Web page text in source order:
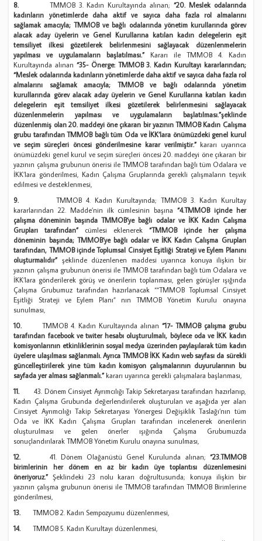
8. TMMOB 3. Kadın Kurultayında alınan; “20. Meslek odalarında
kadınların yönetimlerde daha aktif ve sayıca daha fazla rol almalarını
sağlamak amacıyla; TMMOB ve bağlı odalarında yönetim kurullarında görev
alacak aday üyelerin ve Genel Kurullarına katılan kadın delegelerin eşit
temsiliyet ilkesi gözetilerek belirlenmesini sağlayacak düzenlenmelerin
yapılması ve uygulamaların başlatılması.” Kararı ile TMMOB 4. Kadın
Kurultayında alınan “35- Önerge: TMMOB 3. Kadın Kurultayı kararlarından;
“Meslek odalarında kadınların yönetimlerde daha aktif ve sayıca daha fazla rol
almalarını sağlamak amacıyla; TMMOB ve bağlı odalarında yönetim
kurullarında görev alacak aday üyelerin ve Genel Kurullarına katılan kadın
delegelerin eşit temsiliyet ilkesi gözetilerek belirlenmesini sağlayacak
düzenlenmelerin yapılması ve uygulamaların başlatılması.”şeklinde
düzenlenmiş olan 20. maddeyi öne çıkaran bir yazının TMMOB Kadın Çalışma
grubu tarafından TMMOB bağlı tüm Oda ve İKK’lara önümüzdeki genel kurul
ve seçim süreçleri öncesi gönderilmesine karar verilmiştir.”kararı uyarınca
önümüzdeki genel kurul ve seçim süreçleri öncesi 20. maddeyi öne çıkaran bir
yazının çalışma grubunun önerisi ile TMMOB tarafından bağlı tüm Odalara ve
İKK’lara gönderilmesi, Kadın Çalışma Gruplarında gerekli çalışmaların teşvik
edilmesi ve desteklenmesi,
9. TMMOB 4. Kadın Kurultayında; TMMOB 3. Kadın Kurultay
kararlarından 22. Madde’nin ilk cümlesinin başına“4.TMMOB içinde her
çalışma döneminin başında TMMOB’ye bağlı odalar ve İKK Kadın Çalışma
Grupları tarafından” cümlesi eklenerek “TMMOB içinde her çalışma
döneminin başında; TMMOB’ye bağlı odalar ve İKK Kadın Çalışma Grupları
tarafından, TMMOB içinde Toplumsal Cinsiyet Eşitliği Strateji ve Eylem Planını
oluşturmalıdır” şeklinde düzenlenen maddesi uyarınca konuya ilişkin bir
yazının çalışma grubunun önerisi ile TMMOB tarafından bağlı tüm Odalara ve
İKK’lara gönderilerek görüş ve önerilerin toplanması, gelen görüşler ışığında
Çalışma Grubumuz tarafından hazırlanacak ““TMMOB Toplumsal Cinsiyet
Eşitliği Strateji ve Eylem Planı” nın TMMOB Yönetim Kurulu onayına
sunulması,
10. TMMOB 4. Kadın Kurultayında alınan “17- TMMOB çalışma grubu
tarafından facebook ve twiter hesabı oluşturulmalı, böylece oda ve İKK kadın
komisyonlarının etkinliklerinin sosyal medya üzerinden paylaşılarak tüm kadın
üyelere ulaşılması sağlanmalı. Ayrıca TMMOB İKK Kadın web sayfası da sürekli
güncelleştirilerek yine tüm kadın komisyon çalışmalarının duyurularının bu
sayfada yer alması sağlanmalı.” kararı uyarınca gerekli çalışmalara başlanması,
11. 43. Dönem Cinsiyet Ayrımcılığı Takip Sekretaryası tarafından hazırlanıp,
Kadın Çalışma Grubunda değerlendirilerek oluşturulan ve aşağıda yer alan
Cinsiyet Ayrımcılığı Takip Sekretaryası Yönergesi Değişiklik Taslağı’nın tüm
Oda ve İKK Kadın Çalışma Grupları tarafından incelenerek önerilerin
oluşturulması ve gelen önerler ışığında Çalışma Grubumuzda
sonuçlandırılarak TMMOB Yönetim Kurulu onayına sunulması,
12. 41. Dönem Olağanüstü Genel Kurulunda alınan; “23.TMMOB
birimlerinin her dönem en az bir kadın üye toplantısı düzenlemesini
öneriyoruz.” Şeklindeki 23 nolu kararı doğrultusunda; konuya ilişkin bir
yazının çalışma grubunun önerisi ile TMMOB tarafından TMMOB Birimlerine
gönderilmesi,
13. TMMOB 2. Kadın Sempozyumu düzenlenmesi,
14. TMMOB 5. Kadın Kurultayı düzenlenmesi,